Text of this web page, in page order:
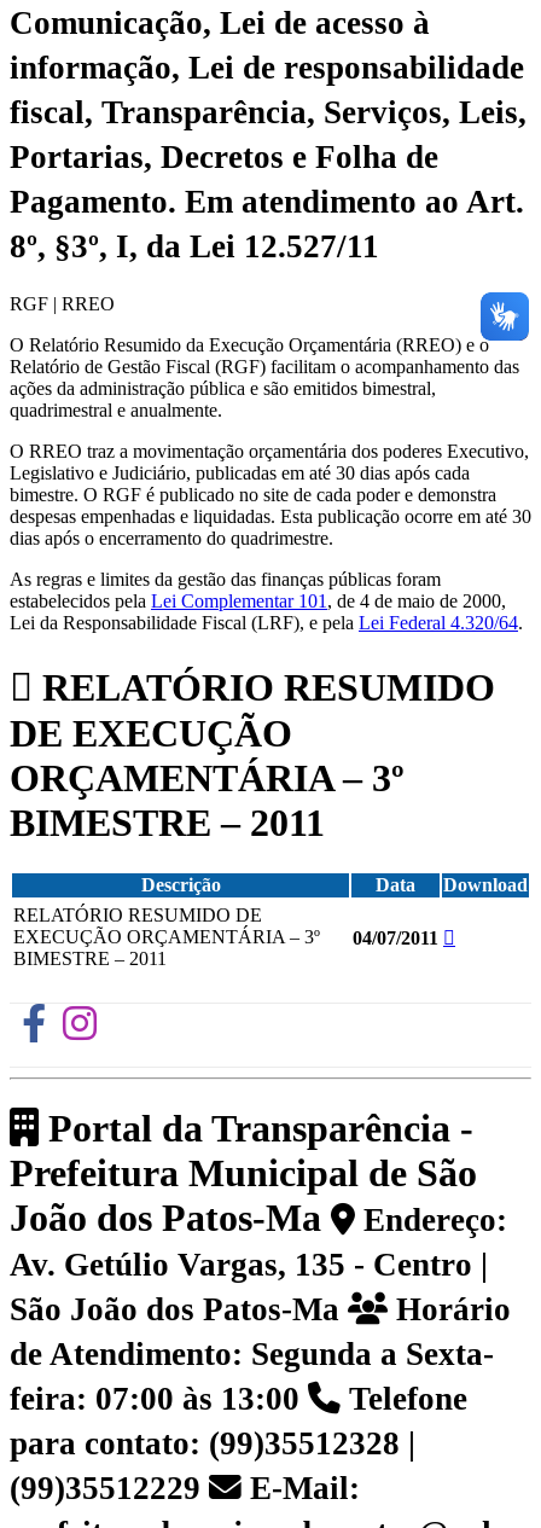
Comunicação, Lei de acesso à
informação, Lei de responsabilidade
fiscal, Transparência, Serviços, Leis,
Portarias, Decretos e Folha de
Pagamento. Em atendimento ao Art.
8º, §3º, I, da Lei 12.527/11
RGF | RREO
O Relatório Resumido da Execução Orçamentária (RREO) e o
Relatório de Gestão Fiscal (RGF) facilitam o acompanhamento das
ações da administração pública e são emitidos bimestral,
quadrimestral e anualmente.
O RREO traz a movimentação orçamentária dos poderes Executivo,
Legislativo e Judiciário, publicadas em até 30 dias após cada
bimestre. O RGF é publicado no site de cada poder e demonstra
despesas empenhadas e liquidadas. Esta publicação ocorre em até 30
dias após o encerramento do quadrimestre.
As regras e limites da gestão das finanças públicas foram
estabelecidos pela Lei Complementar 101 , de 4 de maio de 2000,
Lei da Responsabilidade Fiscal (LRF), e pela Lei Federal 4.320/64.
RELATÓRIO RESUMIDO
DE EXECUÇÃO
ORÇAMENTÁRIA – 3º
BIMESTRE – 2011
Descrição Data
Download
RELATÓRIO RESUMIDO DE
EXECUÇÃO ORÇAMENTÁRIA – 3º
BIMESTRE – 2011
04/07/2011
Portal da Transparência -
Prefeitura Municipal de São
João dos Patos-Ma
Endereço:
Av. Getúlio Vargas, 135 - Centro |
São João dos Patos-Ma
Horário
de Atendimento: Segunda a Sexta-
feira: 07:00 às 13:00
Telefone
para contato: (99)35512328 |
(99)35512229
E-Mail: